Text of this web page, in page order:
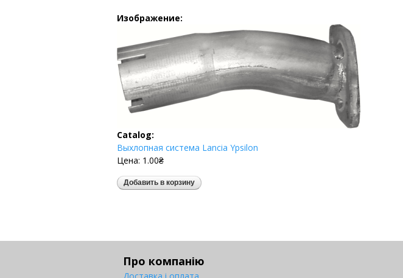
Изображение:
Catalog:
Выхлопная система Lancia Ypsilon
Цена: 1.00₴
Про компанію